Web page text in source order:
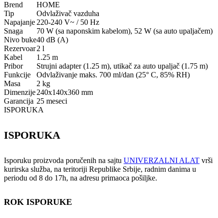
Brend
HOME
Tip
Odvlaživač vazduha
Napajanje 220-240 V~ / 50 Hz
Snaga
70 W (sa naponskim kabelom), 52 W (sa auto upaljačem)
Nivo buke40 dB (A)
Rezervoar2 l
Kabel
1.25 m
Pribor
Strujni adapter (1.25 m), utikač za auto upaljač (1.75 m)
Funkcije
Odvlaživanje maks. 700 ml/dan (25° C, 85% RH)
Masa
2 kg
Dimenzije240x140x360 mm
Garancija 25 meseci
ISPORUKA
ISPORUKA
Isporuku proizvoda poručenih na sajtu UNIVERZALNI ALAT vrši
kurirska služba, na teritoriji Republike Srbije, radnim danima u
periodu od 8 do 17h, na adresu primaoca pošiljke.
ROK ISPORUKE